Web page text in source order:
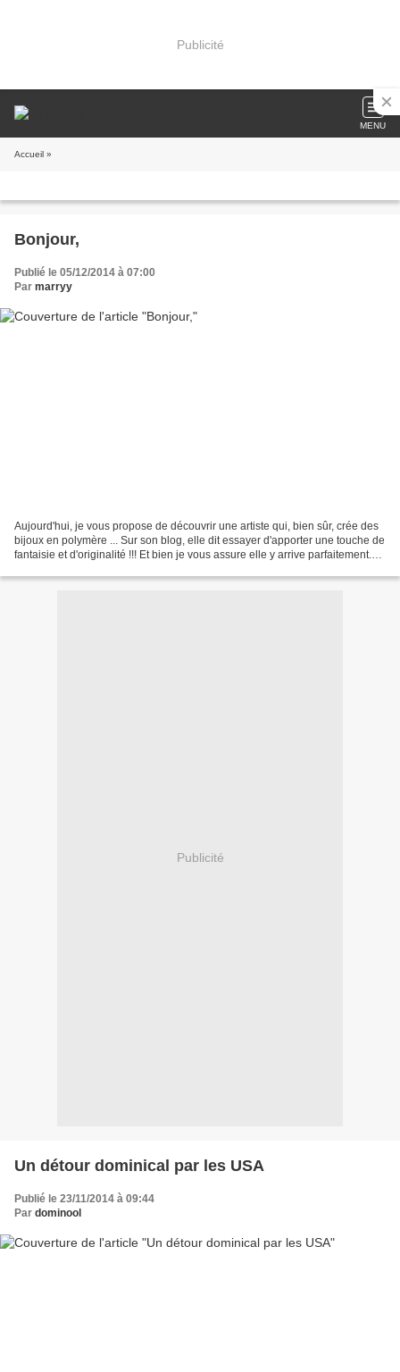
Publicité
MENU
Accueil »
Bonjour,
Publié le 05/12/2014 à 07:00
Par marryy
Aujourd'hui, je vous propose de découvrir une artiste qui, bien sûr, crée des
bijoux en polymère ... Sur son blog, elle dit essayer d'apporter une touche de
fantaisie et d'originalité !!! Et bien je vous assure elle y arrive parfaitement.
Publicité
Un détour dominical par les USA
Publié le 23/11/2014 à 09:44
Par dominool